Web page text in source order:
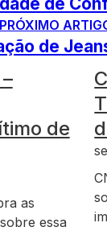
PRÓXIMO
de
de
as
essa